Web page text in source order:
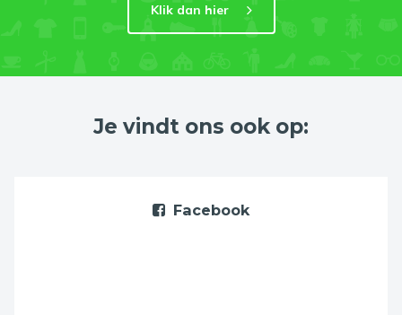
Klik dan hier
Je vindt ons ook op:
Facebook